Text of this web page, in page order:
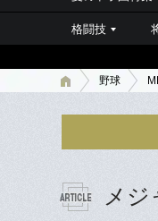
格闘技
野球
メジ